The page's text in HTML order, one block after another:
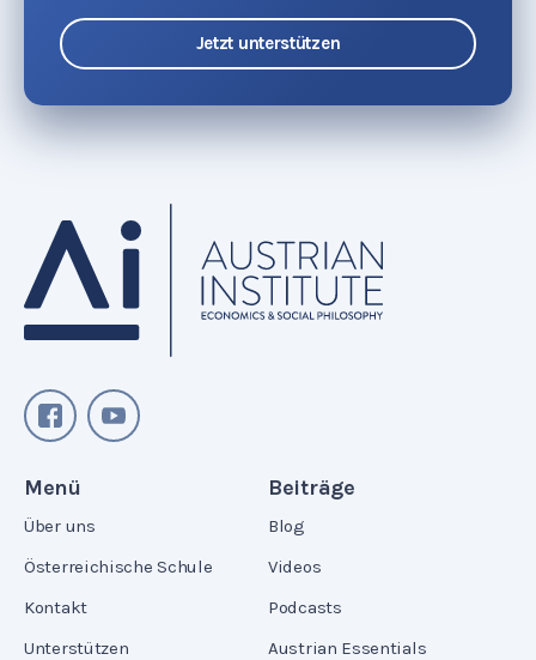
Jetzt unterstützen
Menü
Über uns
Österreichische Schule
Kontakt
Unterstützen
Beiträge
Blog
Videos
Podcasts
Austrian Essentials